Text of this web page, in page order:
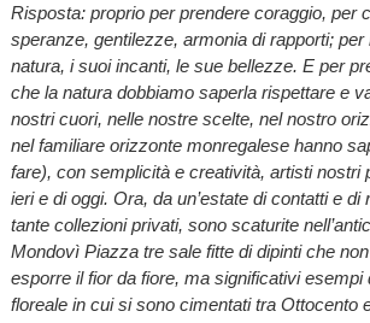
Risposta: proprio per prendere coraggio, per
speranze, gentilezze, armonia di rapporti;
natura, i suoi incanti, le sue bellezze. E per
che la natura dobbiamo saperla rispettare e
nostri cuori, nelle nostre scelte, nel nostro
nel familiare orizzonte monregalese hanno
fare), con semplicità e creatività, artisti nostri
ieri e di oggi. Ora, da un’estate di contatti e
tante collezioni privati, sono scaturite
Mondovì Piazza tre sale fitte di dipinti che
esporre il fior da fiore, ma significativi esempi
floreale in cui si sono cimentati tra Ottocento